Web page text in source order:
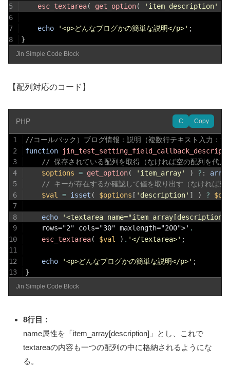
5 esc_textarea( get_option( 'item_description'
6
7
echo '<p>どんなブログかの簡単な説明</p>' ;
8
}
Jin Simple Code Block
【配列対応のコード】
PHP C Copy
1
//コールバック）ブログ情報：説明（複数行テキスト入力：
2
function
3
// 保存されている配列を取得（なければ空の配列を代入
4
$options = get_option( 'item_array' ) ? :
array
5
// キーが存在するか確認して値を取り出す（なければ空
6
$val = isset ( $options [ 'description' ] ) ?
7
8
echo
'<textarea
9
	rows="2" cols="30" maxlength="200">'
.
10
esc_textarea( $val ) . '</textarea>' ;
11
12
echo '<p>どんなブログかの簡単な説明</p>' ;
13
}
Jin Simple Code Block
8行目：
name属性を「item_array[description]」とし、これで
textareaの内容も一つの配列の中に格納されるようにな
る。